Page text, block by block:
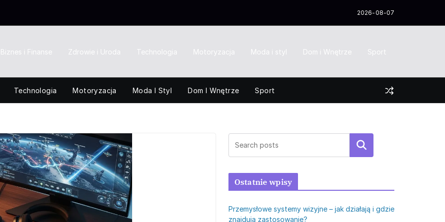
2026-08-07
Biznes i Finanse Zdrowie i Uroda Technologia Motoryzacja Moda i styl Dom i Wnętrze Sport
Technologia Motoryzacja Moda I Styl Dom I Wnętrze Sport
Szukaj
Ostatnie wpisy
Przemysłowe systemy wizyjne – jak działają i gdzie
znajdują zastosowanie?